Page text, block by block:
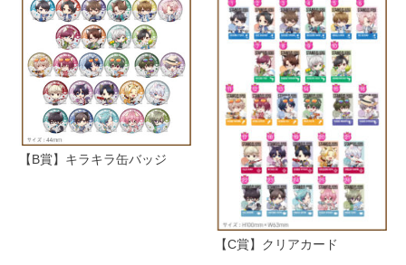
【B賞】キラキラ缶バッジ
【C賞】クリアカード